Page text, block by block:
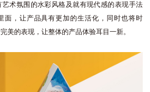
术氛围的水彩风格及就有现代感的表现手法
面，让产品具有更加的生活化，同时也将时
美的表现，让整体的产品体验耳目一新。